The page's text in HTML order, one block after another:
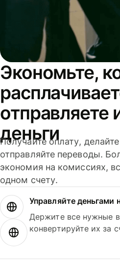
Экономьте,
отправляете
деньги
Получайте оплату,
отправляйте переводы.
экономия на комиссиях,
одном счету.
Управляйте деньгами
Держите все нужные
конвертируйте их за